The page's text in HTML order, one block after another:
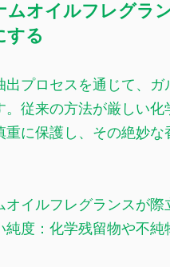
ムオイルフレグラ
する
出プロセスを通じて、
。従来の方法が厳しい
重に保護し、その絶妙
オイルフレグランスが際
純度：化学残留物や不